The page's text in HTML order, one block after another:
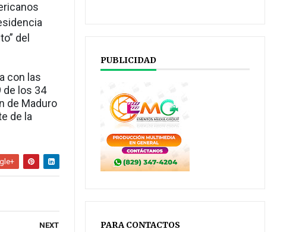
del
con las
de los 34
de Maduro
de la
NEXT
PUBLICIDAD
PARA CONTACTOS